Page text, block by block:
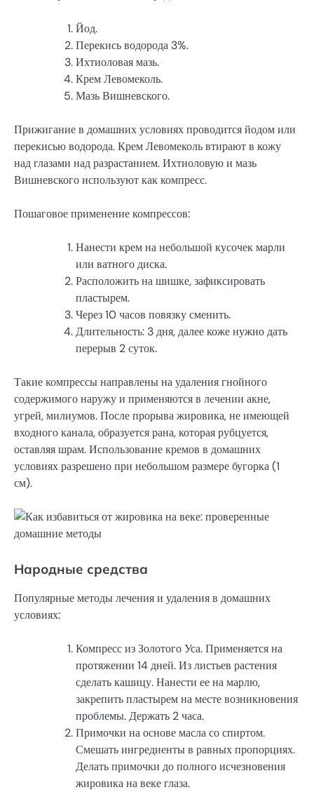
Йод.
Перекись водорода 3%.
Ихтиоловая мазь.
Крем Левомеколь.
Мазь Вишневского.
Прижигание в домашних условиях проводится йодом или
перекисью водорода. Крем Левомеколь втирают в кожу
над глазами над разрастанием. Ихтиоловую и мазь
Вишневского используют как компресс.
Пошаговое применение компрессов:
Нанести крем на небольшой кусочек марли
или ватного диска.
Расположить на шишке, зафиксировать
пластырем.
Через 10 часов повязку сменить.
Длительность: 3 дня, далее коже нужно дать
перерыв 2 суток.
Такие компрессы направлены на удаления гнойного
содержимого наружу и применяются в лечении акне,
угрей, милиумов. После прорыва жировика, не имеющей
входного канала, образуется рана, которая рубцуется,
оставляя шрам. Использование кремов в домашних
условиях разрешено при небольшом размере бугорка (1
см).
Народные средства
Популярные методы лечения и удаления в домашних
условиях:
Компресс из Золотого Уса. Применяется на
протяжении 14 дней. Из листьев растения
сделать кашицу. Нанести ее на марлю,
закрепить пластырем на месте возникновения
проблемы. Держать 2 часа.
Примочки на основе масла со спиртом.
Смешать ингредиенты в равных пропорциях.
Делать примочки до полного исчезновения
жировика на веке глаза.